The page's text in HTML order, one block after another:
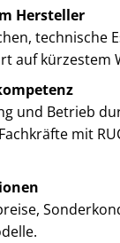
Hersteller
technische
auf kürzestem
und Betrieb
mit